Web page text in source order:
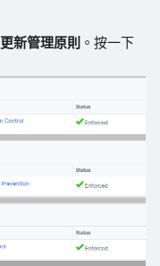
更新管理原則 。按一下